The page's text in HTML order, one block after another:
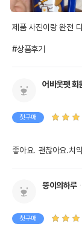
제품 사진이랑 완전
#상품후기
어바웃펫 회
첫구매
좋아요. 괜찮아요.치
뚱이의하루
첫구매